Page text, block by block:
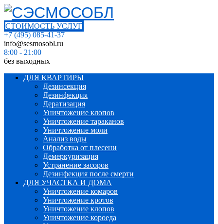
СТОИМОСТЬ УСЛУГ
+7 (495) 085-41-37
info@sesmosobl.ru
8:00 - 21:00
без выходных
ДЛЯ КВАРТИРЫ
Дезинсекция
Дезинфекция
Дератизация
Уничтожение клопов
Уничтожение тараканов
Уничтожение моли
Анализ воды
Обработка от плесени
Демеркуризация
Устранение засоров
Дезинфекция после смерти
ДЛЯ УЧАСТКА И ДОМА
Уничтожение комаров
Уничтожение кротов
Уничтожение клопов
Уничтожение короеда